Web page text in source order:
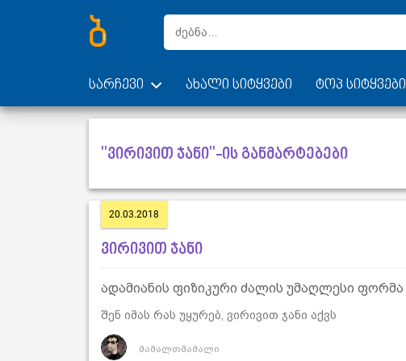
სარჩევი ახალი სიტყვები ტოპ სიტყვები
"ვირივით ჯანი"-ის განმარტებები
20.03.2018
ვირივით ჯანი
ადამიანის ფიზიკური ძალის უმაღლესი ფორმა
შენ იმას რას უყურებ, ვირივით ჯანი აქვს
მამალთმამალი